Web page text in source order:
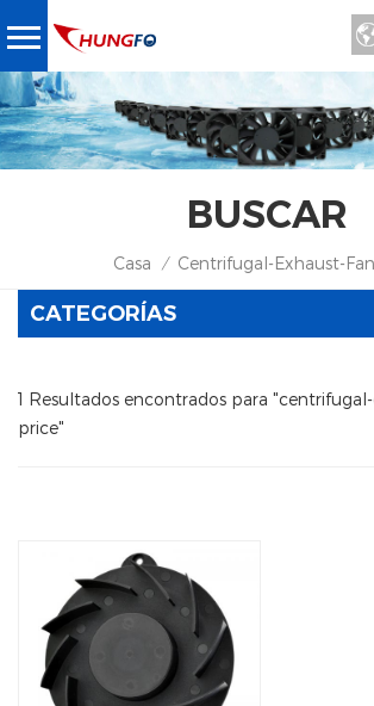
BUSCAR
Casa / Centrifugal-Exhaust-
CATEGORÍAS
1 Resultados encontrados para
price"